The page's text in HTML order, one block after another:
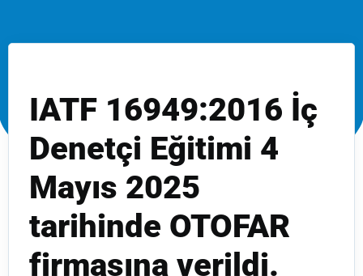
IATF 16949:2016 İç
Denetçi Eğitimi 4
Mayıs 2025
tarihinde OTOFAR
firmasına verildi.